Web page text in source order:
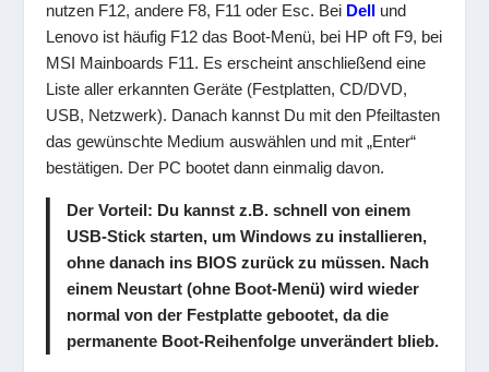
nutzen F12, andere F8, F11 oder Esc. Bei Dell und
Lenovo ist häufig F12 das Boot-Menü, bei HP oft F9, bei
MSI Mainboards F11. Es erscheint anschließend eine
Liste aller erkannten Geräte (Festplatten, CD/DVD,
USB, Netzwerk). Danach kannst Du mit den Pfeiltasten
das gewünschte Medium auswählen und mit „Enter“
bestätigen. Der PC bootet dann einmalig davon.
Der Vorteil: Du kannst z.B. schnell von einem
USB-Stick starten, um Windows zu installieren,
ohne danach ins BIOS zurück zu müssen. Nach
einem Neustart (ohne Boot-Menü) wird wieder
normal von der Festplatte gebootet, da die
permanente Boot-Reihenfolge unverändert blieb.